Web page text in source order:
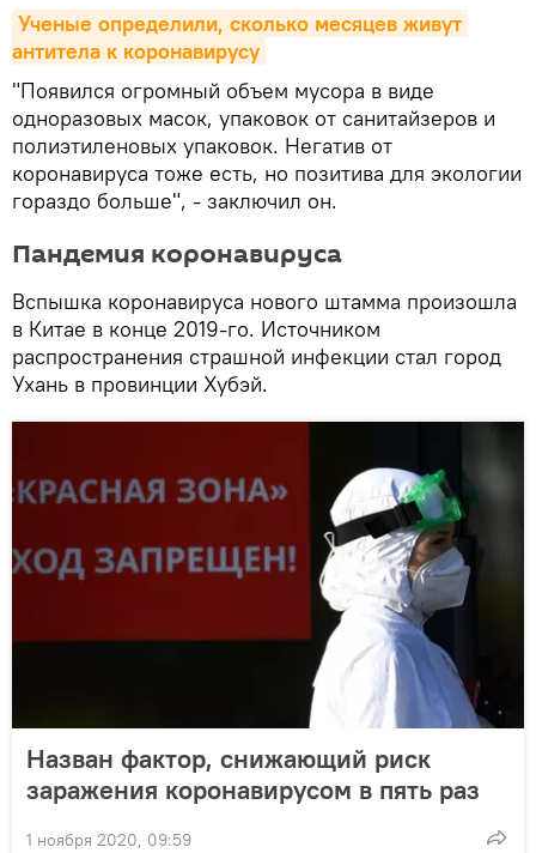
Ученые определили, сколько месяцев живут
антитела к коронавирусу
"Появился огромный объем мусора в виде
одноразовых масок, упаковок от санитайзеров и
полиэтиленовых упаковок. Негатив от
коронавируса тоже есть, но позитива для экологии
гораздо больше", - заключил он.
Пандемия коронавируса
Вспышка коронавируса нового штамма произошла
в Китае в конце 2019-го. Источником
распространения страшной инфекции стал город
Ухань в провинции Хубэй.
Назван фактор, снижающий риск
заражения коронавирусом в пять раз
1 ноября 2020, 09:59